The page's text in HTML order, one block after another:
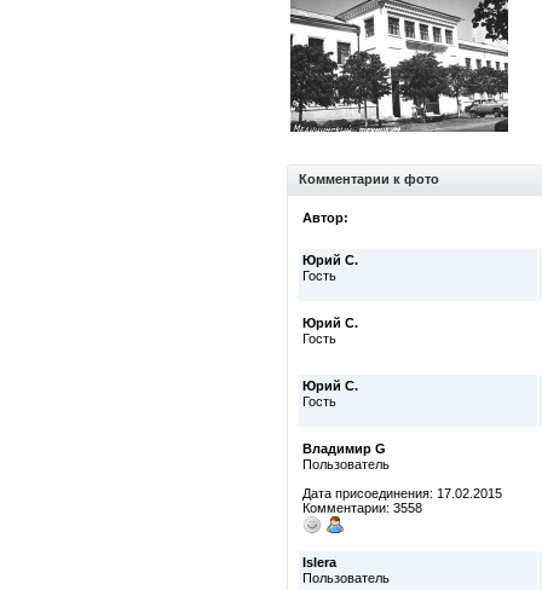
Комментарии к фото
Автор:
Юрий С.
Гость
Юрий С.
Гость
Юрий С.
Гость
Владимир G
Пользователь
Дата присоединения: 17.02.2015
Комментарии: 3558
Islera
Пользователь